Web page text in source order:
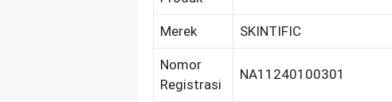
Merek SKINTIFIC
Nomor
Registrasi
NA11240100301